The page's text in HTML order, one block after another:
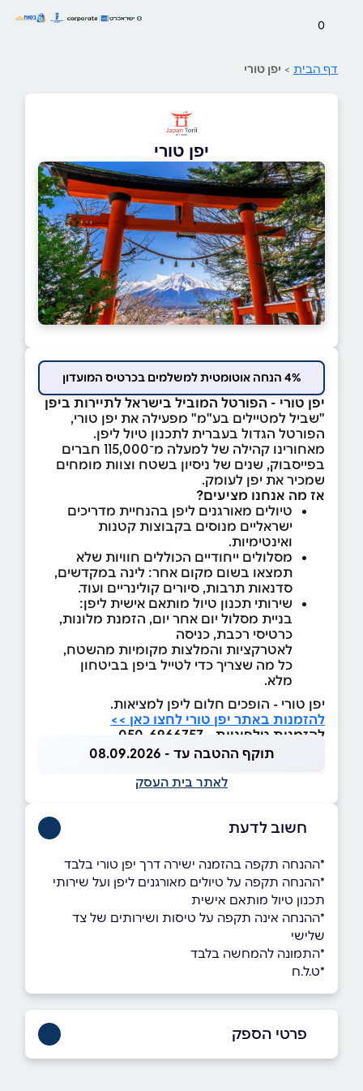
0
דף הבית > יפן טורי
יפן טורי
4% הנחה אוטומטית למשלמים בכרטיס המועדון
יפן טורי - הפורטל המוביל בישראל לתיירות ביפן
"שביל למטיילים בע"מ" מפעילה את יפן טורי,
הפורטל הגדול בעברית לתכנון טיול ליפן.
מאחורינו קהילה של למעלה מ־115,000 חברים
בפייסבוק, שנים של ניסיון בשטח וצוות מומחים
שמכיר את יפן לעומק.
אז מה אנחנו מציעים?
טיולים מאורגנים ליפן בהנחיית מדריכים
ישראליים מנוסים בקבוצות קטנות
ואינטימיות.
מסלולים ייחודיים הכוללים חוויות שלא
תמצאו בשום מקום אחר: לינה במקדשים,
סדנאות תרבות, סיורים קולינריים ועוד.
שירותי תכנון טיול מותאם אישית ליפן:
בניית מסלול יום אחר יום, הזמנת מלונות,
כרטיסי רכבת, כניסה
לאטרקציות והמלצות מקומיות מהשטח,
כל מה שצריך כדי לטייל ביפן בביטחון
מלא.
יפן טורי - הופכים חלום ליפן למציאות.
להזמנות באתר יפן טורי לחצו כאן >>
להזמנות טלפוניות - 050-6966757
תוקף ההטבה עד - 08.09.2026
לאתר בית העסק
חשוב לדעת
*ההנחה תקפה בהזמנה ישירה דרך יפן טורי בלבד
*ההנחה תקפה על טיולים מאורגנים ליפן ועל שירותי
תכנון טיול מותאם אישית
*ההנחה אינה תקפה על טיסות ושירותים של צד
שלישי
*התמונה להמחשה בלבד
*ט.ל.ח
פרטי הספק